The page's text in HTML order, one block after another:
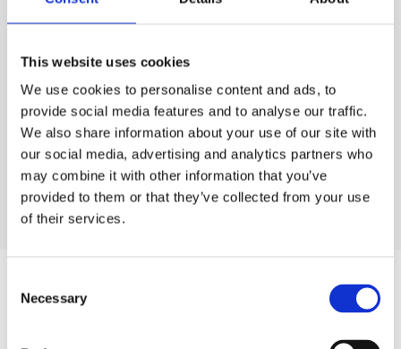
This website uses cookies
We use cookies to personalise content and ads, to
provide social media features and to analyse our traffic.
We also share information about your use of our site with
our social media, advertising and analytics partners who
may combine it with other information that you’ve
provided to them or that they’ve collected from your use
of their services.
Selection
Necessary
A3
A4
A5
Pokaż więcej
CZĘŚCI ZAMIENNE DO VW SCIROCCO